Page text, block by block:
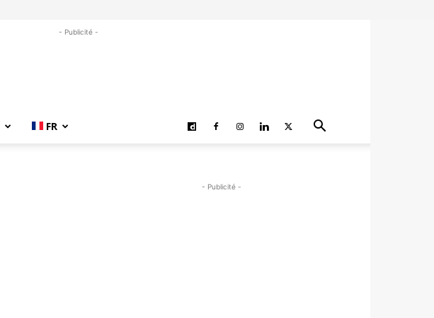
- Publicité -
FR
- Publicité -